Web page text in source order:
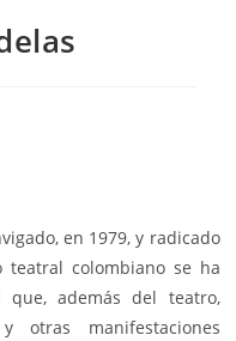
en 1979, y radicado
colombiano se ha
además del teatro,
y otras manifestaciones